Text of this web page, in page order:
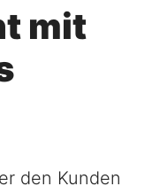
mit
den Kunden